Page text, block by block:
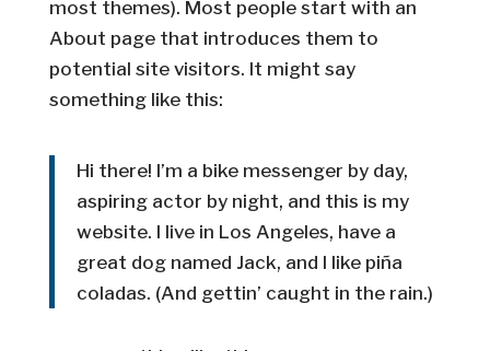
most themes). Most people start with an
About page that introduces them to
potential site visitors. It might say
something like this:
Hi there! I’m a bike messenger by day,
aspiring actor by night, and this is my
website. I live in Los Angeles, have a
great dog named Jack, and I like piña
coladas. (And gettin’ caught in the rain.)